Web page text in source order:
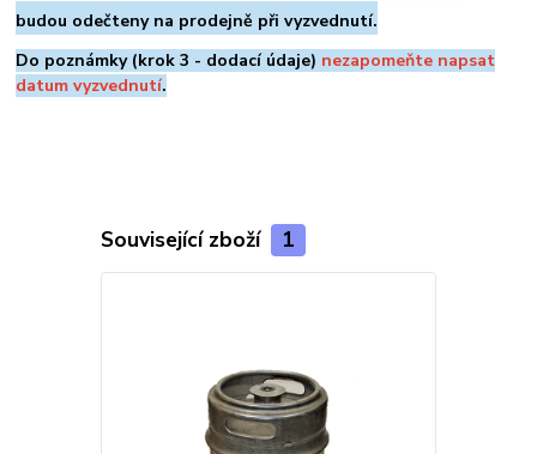
budou odečteny na prodejně při vyzvednutí.
Do poznámky (krok 3 - dodací údaje) nezapomeňte napsat
datum vyzvednutí.
Související zboží 1